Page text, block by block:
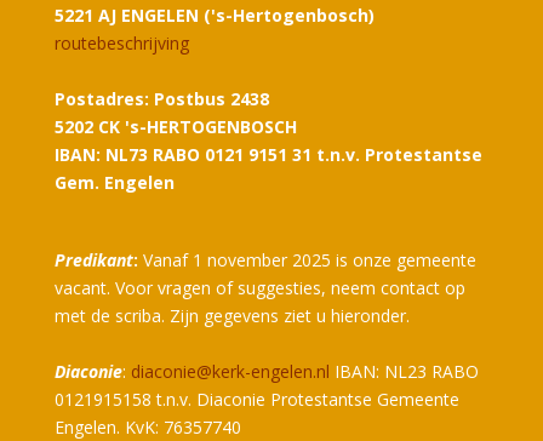
5221 AJ ENGELEN ('s-Hertogenbosch)
routebeschrijving
Postadres: Postbus 2438
5202 CK 's-HERTOGENBOSCH
IBAN: NL73 RABO 0121 9151 31 t.n.v. Protestantse
Gem. Engelen
Predikant: Vanaf 1 november 2025 is onze gemeente
vacant. Voor vragen of suggesties, neem contact op
met de scriba. Zijn gegevens ziet u hieronder.
Diaconie: diaconie@kerk-engelen.nl IBAN: NL23 RABO
0121915158 t.n.v. Diaconie Protestantse Gemeente
Engelen. KvK: 76357740